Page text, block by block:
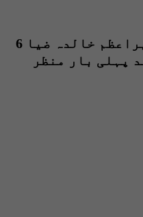
بنگلہ دیش کی سابق وزیراعظم خالدہ ضیا 6
پہلی بار منظر